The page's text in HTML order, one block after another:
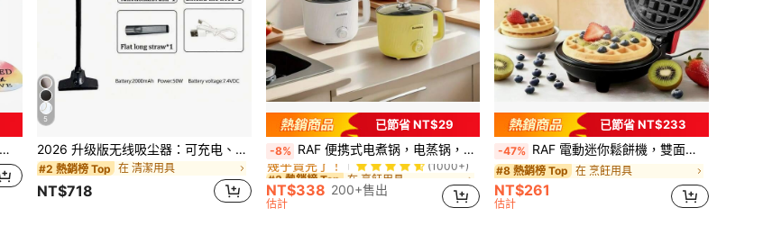
5
2026 升级版无线吸尘器：可充电、强劲吸力、ABS 机身、多种配件、适用于室内外清洁、可充电锂电池、轻便易携、手持式电动扫帚、2000mAh、7.4V。
#2 熱銷榜 Top 在 清潔用具
NT$718
已節省 NT$29
-8% RAF 便携式电煮锅，电蒸锅，多功能锅，适合1-3人使用，使用方便，蒸煮一体，不粘锅，可煮鸡肉、面条、米饭、粥、火锅、蒸鸡蛋、包子等各种食物，必备多功能锅
#3 熱銷榜 Top 在 烹飪用具
幾乎賣完了！
(1000+)
#3 熱銷榜 Top
在 烹飪用具
幾乎賣完了！ (1000+)
#3 熱銷榜 Top 在 烹飪用具
幾乎賣完了！
(1000+)
#3 熱銷榜 Top
在 烹飪用具
幾乎賣完了！
NT$338 200+售出
估計
已節省 NT$233
-47% RAF 電動迷你鬆餅機，雙面加熱家用早餐烘焙機，廚房小型甜點烹飪電器，廚房，烹飪，夏季產品折扣活動
#8 熱銷榜 Top 在 烹飪用具
NT$261
估計